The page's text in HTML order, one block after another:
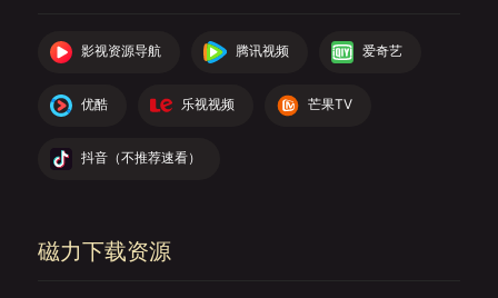
影视资源导航 腾讯视频 爱奇艺
优酷 乐视视频 芒果TV
抖音（不推荐速看）
磁力下载资源